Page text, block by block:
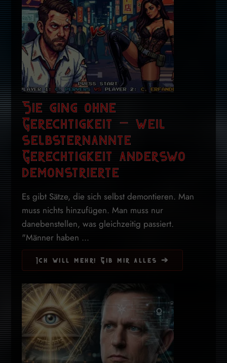
Sie ging ohne
Gerechtigkeit – weil
selbsternannte
Gerechtigkeit anderswo
demonstrierte
Es gibt Sätze, die sich selbst demontieren. Man
muss nichts hinzufügen. Man muss nur
danebenstellen, was gleichzeitig passiert.
"Männer haben ...
Ich will mehr! Gib mir alles ➔